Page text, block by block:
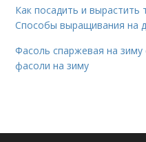
Как посадить и вырастить
Способы выращивания на
Фасоль спаржевая на
фасоли на зиму